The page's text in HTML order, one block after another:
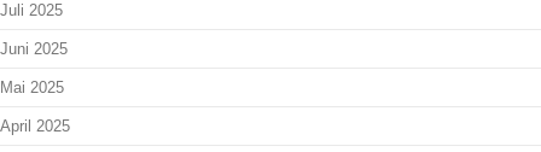
Juli 2025
Juni 2025
Mai 2025
April 2025